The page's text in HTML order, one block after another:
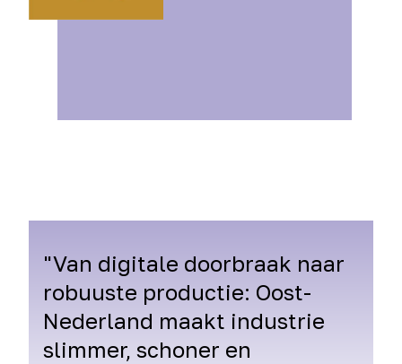
"Van digitale doorbraak naar
robuuste productie: Oost-
Nederland maakt industrie
slimmer, schoner en